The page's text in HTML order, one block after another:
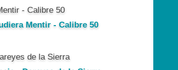
Mentir - Calibre 50